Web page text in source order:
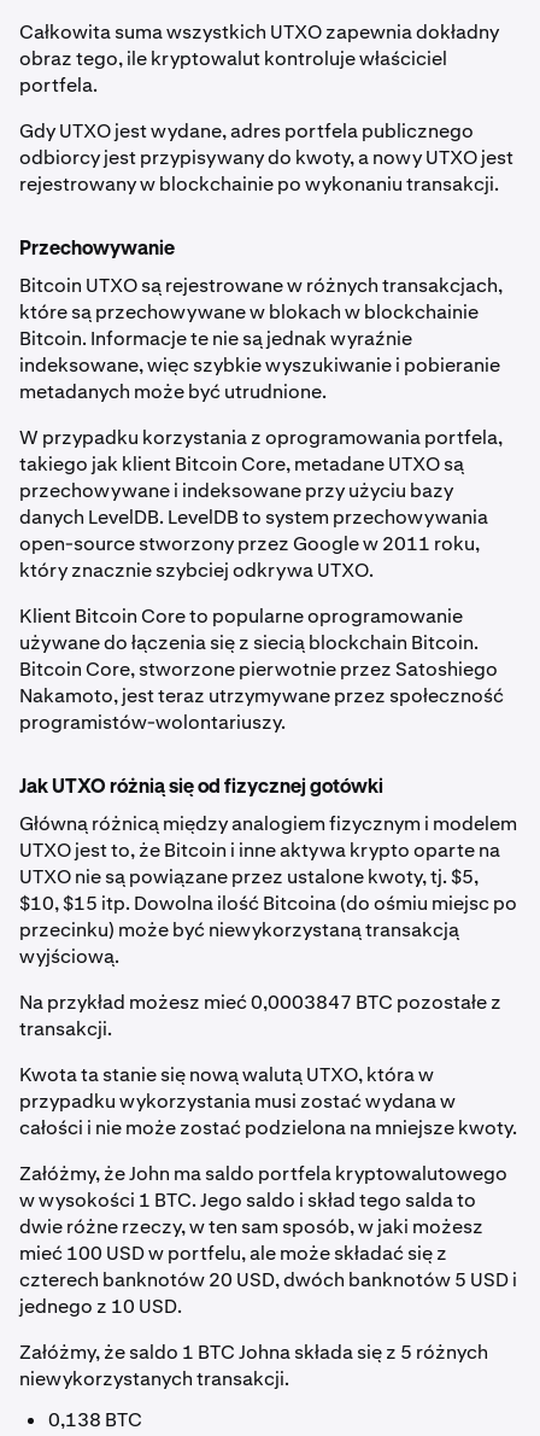
Całkowita suma wszystkich UTXO zapewnia dokładny
obraz tego, ile kryptowalut kontroluje właściciel
portfela.
Gdy UTXO jest wydane, adres portfela publicznego
odbiorcy jest przypisywany do kwoty, a nowy UTXO jest
rejestrowany w blockchainie po wykonaniu transakcji.
Przechowywanie
Bitcoin UTXO są rejestrowane w różnych transakcjach,
które są przechowywane w blokach w blockchainie
Bitcoin. Informacje te nie są jednak wyraźnie
indeksowane, więc szybkie wyszukiwanie i pobieranie
metadanych może być utrudnione.
W przypadku korzystania z oprogramowania portfela,
takiego jak klient Bitcoin Core, metadane UTXO są
przechowywane i indeksowane przy użyciu bazy
danych LevelDB. LevelDB to system przechowywania
open-source stworzony przez Google w 2011 roku,
który znacznie szybciej odkrywa UTXO.
Klient Bitcoin Core to popularne oprogramowanie
używane do łączenia się z siecią blockchain Bitcoin.
Bitcoin Core, stworzone pierwotnie przez Satoshiego
Nakamoto, jest teraz utrzymywane przez społeczność
programistów-wolontariuszy.
Jak UTXO różnią się od fizycznej gotówki
Główną różnicą między analogiem fizycznym i modelem
UTXO jest to, że Bitcoin i inne aktywa krypto oparte na
UTXO nie są powiązane przez ustalone kwoty, tj. $5,
$10, $15 itp. Dowolna ilość Bitcoina (do ośmiu miejsc po
przecinku) może być niewykorzystaną transakcją
wyjściową.
Na przykład możesz mieć 0,0003847 BTC pozostałe z
transakcji.
Kwota ta stanie się nową walutą UTXO, która w
przypadku wykorzystania musi zostać wydana w
całości i nie może zostać podzielona na mniejsze kwoty.
Załóżmy, że John ma saldo portfela kryptowalutowego
w wysokości 1 BTC. Jego saldo i skład tego salda to
dwie różne rzeczy, w ten sam sposób, w jaki możesz
mieć 100 USD w portfelu, ale może składać się z
czterech banknotów 20 USD, dwóch banknotów 5 USD i
jednego z 10 USD.
Załóżmy, że saldo 1 BTC Johna składa się z 5 różnych
niewykorzystanych transakcji.
0,138 BTC